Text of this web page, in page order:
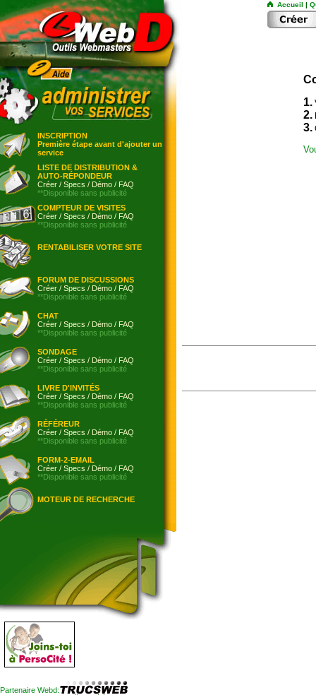
INSCRIPTION
Première étape avant d'ajouter un
service
LISTE DE DISTRIBUTION &
AUTO-RÉPONDEUR
Créer / Specs / Démo / FAQ
**Disponible sans publicité
COMPTEUR DE VISITES
Créer / Specs / Démo / FAQ
**Disponible sans publicité
RENTABILISER VOTRE SITE
FORUM DE DISCUSSIONS
Créer / Specs / Démo / FAQ
**Disponible sans publicité
CHAT
Créer / Specs / Démo / FAQ
**Disponible sans publicité
SONDAGE
Créer / Specs / Démo / FAQ
**Disponible sans publicité
LIVRE D'INVITÉS
Créer / Specs / Démo / FAQ
**Disponible sans publicité
RÉFÉREUR
Créer / Specs / Démo / FAQ
**Disponible sans publicité
FORM-2-EMAIL
Créer / Specs / Démo / FAQ
**Disponible sans publicité
MOTEUR DE RECHERCHE
Partenaire Webd:
Accueil |
1.
2.
3.